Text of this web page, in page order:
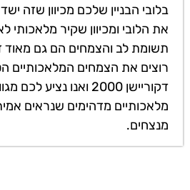
בלובי הבניין שלכם מכיוון שזה
את הלובי ומכיוון שקיר מלאכותי
תשומת לב והצמחים הם גם מאוד
רוצים את הצמחים המלאכותיים
דקוריישן 2000 ואנו
מלאכותיים מדהימים שנראים
מנצחים.